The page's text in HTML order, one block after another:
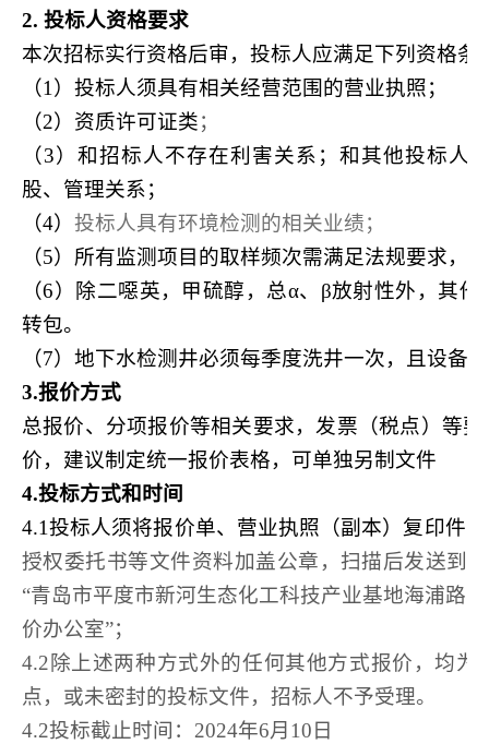
2. 投标人资格要求
本次招标实行资格后审，投标人应满足下列资格条
（1）投标人须具有相关经营范围的营业执照；
（2）资质许可证类；
（3）和招标人不存在利害关系；和其他投标人
股、管理关系；
（4） 投标人具有环境检测的相关业绩；
（5）所有监测项目的取样频次需满足法规要求，
（6）除二噁英，甲硫醇，总α、β放射性外，其
转包。
（7）地下水检测井必须每季度洗井一次，且设备
3.报价方式
总报价、分项报价等相关要求，发票（税点）等
价，建议制定统一报价表格，可单独另制文件
4.投标方式和时间
4.1投标人须将报价单、营业执照（副本）复印件
授权委托书等文件资料加盖公章，扫描后发送到
“青岛市平度市新河生态化工科技产业基地海浦路
价办公室”；
4.2 除上述两种方式外的任何其他方式报价，均
点，或未密封的投标文件，招标人不予受理。
4.2投标截止时间：2024年6月10日